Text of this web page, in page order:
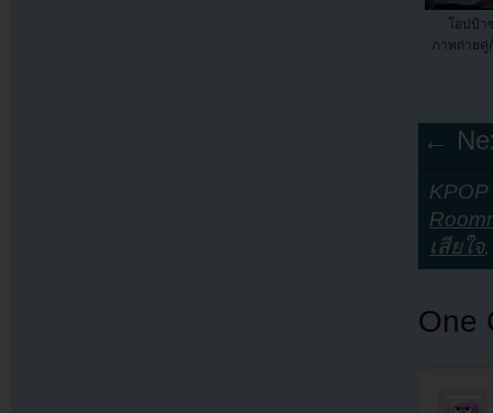
โอปป้า
ภาพถ่ายคู่
←
เสียใจ
One